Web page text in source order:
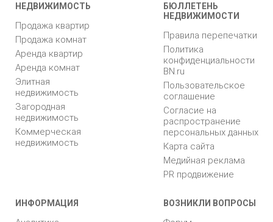
НЕДВИЖИМОСТЬ
Продажа квартир
Продажа комнат
Аренда квартир
Аренда комнат
Элитная
недвижимость
Загородная
недвижимость
Коммерческая
недвижимость
БЮЛЛЕТЕНЬ
НЕДВИЖИМОСТИ
Правила перепечатки
Политика
конфиденциальности
BN.ru
Пользовательское
соглашение
Согласие на
распространение
персональных данных
Карта сайта
Медийная реклама
PR продвижение
ИНФОРМАЦИЯ ВОЗНИКЛИ ВОПРОСЫ